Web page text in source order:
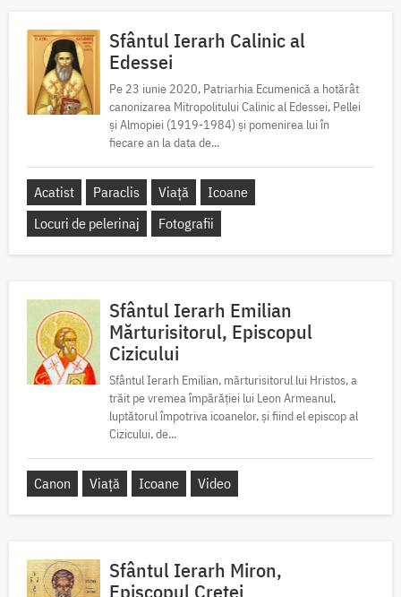
Sfântul Ierarh Calinic al
Edessei
Pe 23 iunie 2020, Patriarhia Ecumenică a hotărât
canonizarea Mitropolitului Calinic al Edessei, Pellei
și Almopiei (1919-1984) și pomenirea lui în
fiecare an la data de...
Acatist Paraclis Viață
Icoane
Locuri de pelerinaj
Fotografii
Sfântul Ierarh Emilian
Mărturisitorul, Episcopul
Cizicului
Sfântul Ierarh Emilian, mărturisitorul lui Hristos, a
trăit pe vremea împărăției lui Leon Armeanul,
luptătorul împotriva icoanelor, și fiind el episcop al
Cizicului, de...
Canon Viață Icoane Video
Sfântul Ierarh Miron,
Episcopul Cretei